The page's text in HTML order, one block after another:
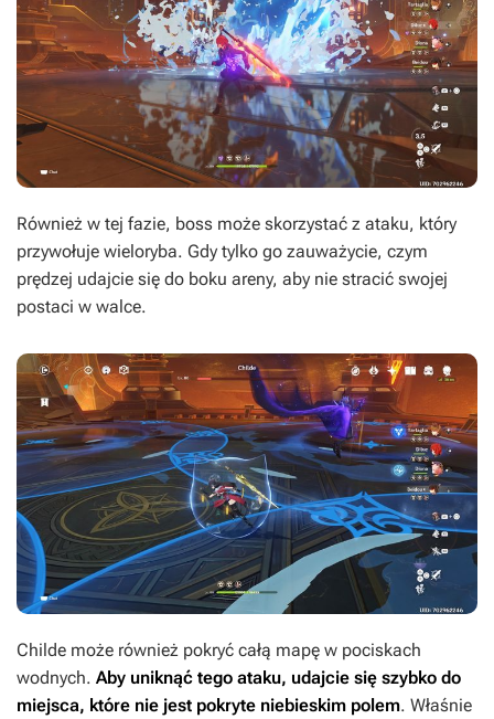
Również w tej fazie, boss może skorzystać z ataku, który
przywołuje wieloryba. Gdy tylko go zauważycie, czym
prędzej udajcie się do boku areny, aby nie stracić swojej
postaci w walce.
Childe może również pokryć całą mapę w pociskach
wodnych. Aby uniknąć tego ataku, udajcie się szybko do
miejsca, które nie jest pokryte niebieskim polem. Właśnie